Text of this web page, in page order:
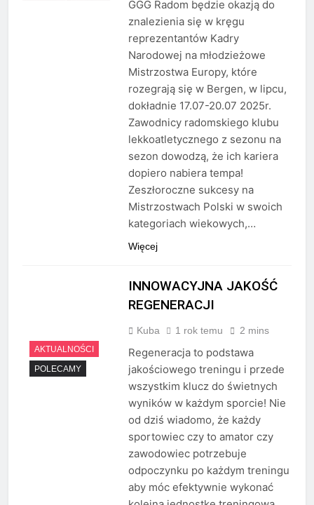
GGG Radom będzie okazją do
znalezienia się w kręgu
reprezentantów Kadry
Narodowej na młodzieżowe
Mistrzostwa Europy, które
rozegrają się w Bergen, w lipcu,
dokładnie 17.07-20.07 2025r.
Zawodnicy radomskiego klubu
lekkoatletycznego z sezonu na
sezon dowodzą, że ich kariera
dopiero nabiera tempa!
Zeszłoroczne sukcesy na
Mistrzostwach Polski w swoich
kategoriach wiekowych,…
Więcej
AKTUALNOŚCI
POLECAMY
INNOWACYJNA JAKOŚĆ
REGENERACJI
Kuba 1 rok temu 2 mins
Regeneracja to podstawa
jakościowego treningu i przede
wszystkim klucz do świetnych
wyników w każdym sporcie! Nie
od dziś wiadomo, że każdy
sportowiec czy to amator czy
zawodowiec potrzebuje
odpoczynku po każdym treningu
aby móc efektywnie wykonać